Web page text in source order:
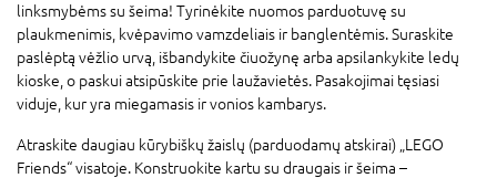
linksmybėms su šeima! Tyrinėkite nuomos parduotuvę su
plaukmenimis, kvėpavimo vamzdeliais ir banglentėmis. Suraskite
paslėptą vėžlio urvą, išbandykite čiuožynę arba apsilankykite ledų
kioske, o paskui atsipūskite prie laužavietės. Pasakojimai tęsiasi
viduje, kur yra miegamasis ir vonios kambarys.
Atraskite daugiau kūrybiškų žaislų (parduodamų atskirai) „LEGO
Friends“ visatoje. Konstruokite kartu su draugais ir šeima –